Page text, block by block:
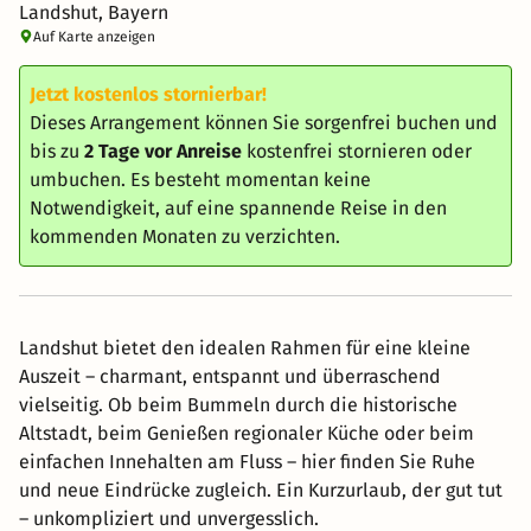
Landshut, Bayern
Auf Karte anzeigen
Jetzt kostenlos stornierbar!
Dieses Arrangement können Sie sorgenfrei buchen und
bis zu 2 Tage vor Anreise kostenfrei stornieren oder
umbuchen. Es besteht momentan keine
Notwendigkeit, auf eine spannende Reise in den
kommenden Monaten zu verzichten.
Landshut bietet den idealen Rahmen für eine kleine
Auszeit – charmant, entspannt und überraschend
vielseitig. Ob beim Bummeln durch die historische
Altstadt, beim Genießen regionaler Küche oder beim
einfachen Innehalten am Fluss – hier finden Sie Ruhe
und neue Eindrücke zugleich. Ein Kurzurlaub, der gut tut
– unkompliziert und unvergesslich.